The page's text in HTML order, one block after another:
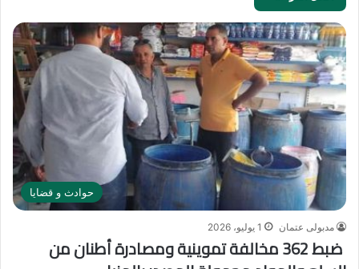
حوادث و قضايا
مدبولى عتمان 1 يوليو، 2026
ضبط 362 مخالفة تموينية ومصادرة أطنان من